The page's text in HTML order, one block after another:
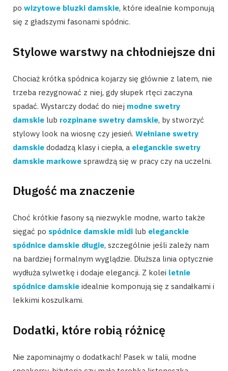
po wizytowe bluzki damskie, które idealnie komponują
się z gładszymi fasonami spódnic.
Stylowe warstwy na chłodniejsze dni
Chociaż krótka spódnica kojarzy się głównie z latem, nie
trzeba rezygnować z niej, gdy słupek rtęci zaczyna
spadać. Wystarczy dodać do niej modne swetry
damskie lub rozpinane swetry damskie, by stworzyć
stylowy look na wiosnę czy jesień. Wełniane swetry
damskie dodadzą klasy i ciepła, a eleganckie swetry
damskie markowe sprawdzą się w pracy czy na uczelni.
Długość ma znaczenie
Choć krótkie fasony są niezwykle modne, warto także
sięgać po spódnice damskie midi lub eleganckie
spódnice damskie długie, szczególnie jeśli zależy nam
na bardziej formalnym wyglądzie. Dłuższa linia optycznie
wydłuża sylwetkę i dodaje elegancji. Z kolei letnie
spódnice damskie idealnie komponują się z sandałkami i
lekkimi koszulkami.
Dodatki, które robią różnicę
Nie zapominajmy o dodatkach! Pasek w talii, modne